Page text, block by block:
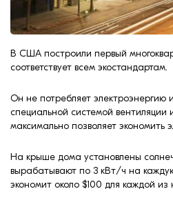
Клинкерная плитка
Строительные
смеси
В США построили первый
соответствует всем экостандартам.
Он не потребляет электроэнергию
специальной системой вентиляции
максимально позволяет экономить
На крыше дома установлены
вырабатывают по 3 кВт/ч на
экономит около $100 для каждой из